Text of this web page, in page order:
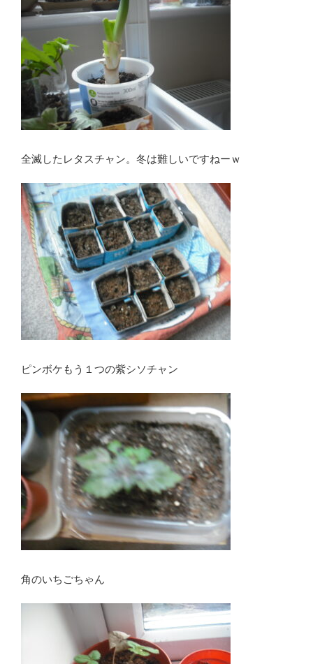
全滅したレタスチャン。冬は難しいですねーｗ
ピンボケもう１つの紫シソチャン
角のいちごちゃん